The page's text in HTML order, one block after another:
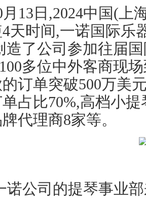
月13日,2024中国(上
天时间,一诺国际乐
造了公司参加往届
多位中外客商现
订单突破500万美
占比70%,高档小
代理商8家等。
诺公司的提琴事业